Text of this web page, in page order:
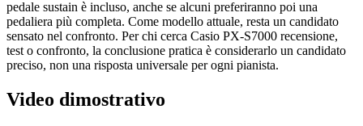
pedale sustain è incluso, anche se alcuni preferiranno poi una
pedaliera più completa. Come modello attuale, resta un candidato
sensato nel confronto. Per chi cerca Casio PX-S7000 recensione,
test o confronto, la conclusione pratica è considerarlo un candidato
preciso, non una risposta universale per ogni pianista.
Video dimostrativo